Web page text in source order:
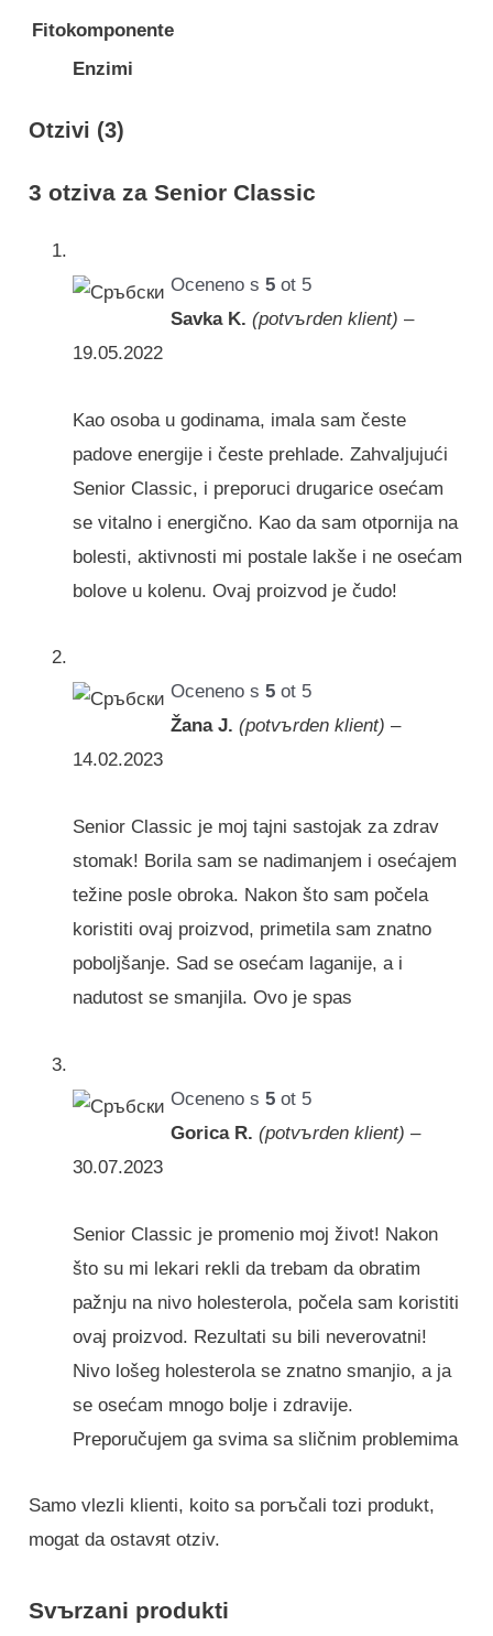
Fitokomponente
Enzimi
Otzivi (3)
3 otziva zaSenior Classic
Oceneno s5 ot 5
Savka K.(potvъrden klient) –
19.05.2022
Kao osoba u godinama, imala sam česte
padove energije i česte prehlade. Zahvaljujući
Senior Classic, i preporuci drugarice osećam
se vitalno i energično. Kao da sam otpornija na
bolesti, aktivnosti mi postale lakše i ne osećam
bolove u kolenu. Ovaj proizvod je čudo!
Oceneno s5 ot 5
Žana J.(potvъrden klient) –
14.02.2023
Senior Classic je moj tajni sastojak za zdrav
stomak! Borila sam se nadimanjem i osećajem
težine posle obroka. Nakon što sam počela
koristiti ovaj proizvod, primetila sam znatno
poboljšanje. Sad se osećam laganije, a i
nadutost se smanjila. Ovo je spas
Oceneno s5 ot 5
Gorica R.(potvъrden klient) –
30.07.2023
Senior Classic je promenio moj život! Nakon
što su mi lekari rekli da trebam da obratim
pažnju na nivo holesterola, počela sam koristiti
ovaj proizvod. Rezultati su bili neverovatni!
Nivo lošeg holesterola se znatno smanjio, a ja
se osećam mnogo bolje i zdravije.
Preporučujem ga svima sa sličnim problemima
Samo vlezli klienti, koito sa porъčali tozi produkt,
mogat da ostavяt otziv.
Svъrzani produkti